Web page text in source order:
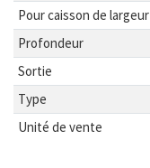
Pour caisson de largeur
Profondeur
Sortie
Type
Unité de vente